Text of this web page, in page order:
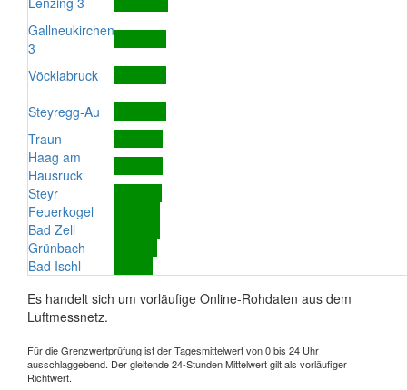
Gallneukirchen
3
Vöcklabruck
Steyregg-Au
Traun
Haag am
Hausruck
Steyr
Feuerkogel
Bad Zell
Grünbach
Bad Ischl
Es handelt sich um vorläufige Online-Rohdaten aus dem
Luftmessnetz.
Für die Grenzwertprüfung ist der Tagesmittelwert von 0 bis 24 Uhr
ausschlaggebend. Der gleitende 24-Stunden Mittelwert gilt als vorläufiger
Richtwert.